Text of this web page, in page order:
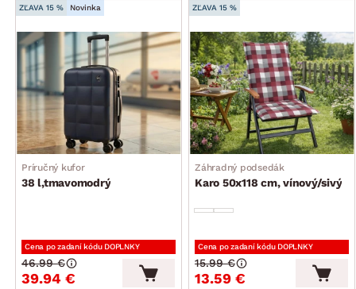
ZĽAVA 15 % Novinka
Príručný kufor
38 l,tmavomodrý
Cena po zadaní kódu DOPLNKY
39.94 €
46.99 €
ZĽAVA 15 %
Záhradný podsedák
Karo 50x118 cm, vínový/sivý
Cena po zadaní kódu DOPLNKY
13.59 €
15.99 €